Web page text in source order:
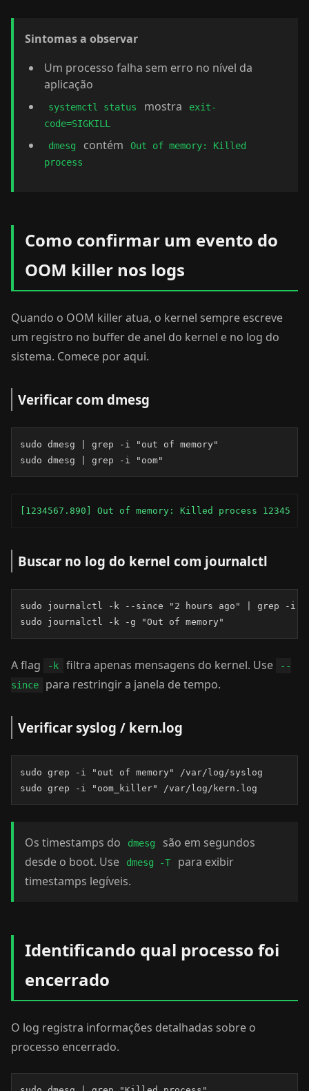
Sintomas a observar
Um processo falha sem erro no nível da
aplicação
systemctl status mostra
exit-
code=SIGKILL
dmesg
contém
Out of memory: Killed
process
Como confirmar um evento do
OOM killer nos logs
Quando o OOM killer atua, o kernel sempre escreve
um registro no buffer de anel do kernel e no log do
sistema. Comece por aqui.
Verificar com dmesg
sudo dmesg | grep -i "out of memory"
sudo dmesg | grep -i "oom"
[1234567.890] Out of memory: Killed process 12345
Buscar no log do kernel com journalctl
sudo journalctl -k --since "2 hours ago" | grep -i
sudo journalctl -k -g "Out of memory"
A flag -k filtra apenas mensagens do kernel. Use
--
since
para restringir a janela de tempo.
Verificar syslog / kern.log
sudo grep -i "out of memory" /var/log/syslog
sudo grep -i "oom_killer" /var/log/kern.log
Os timestamps do dmesg
são em segundos
desde o boot. Use
dmesg -T
para exibir
timestamps legíveis.
Identificando qual processo foi
encerrado
O log registra informações detalhadas sobre o
processo encerrado.